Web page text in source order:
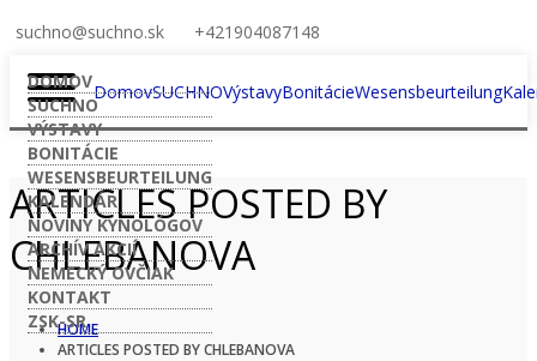
suchno@suchno.sk +421904087148
DomovSUCHNOVýstavyBonitácieWesensbeurteilung
DOMOV
SUCHNO
VÝSTAVY
BONITÁCIE
WESENSBEURTEILUNG
KALENDÁR
NOVINY KYNOLÓGOV
ARCHÍV AKCIÍ
NEMECKÝ OVČIAK
KONTAKT
ZSK-SR
ARTICLES POSTED BY
CHLEBANOVA
HOME
ARTICLES POSTED BY CHLEBANOVA